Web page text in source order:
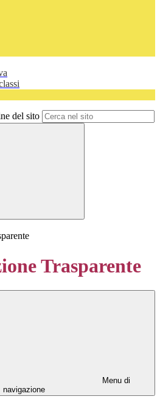
del sito
Trasparente
Menu di
navigazione